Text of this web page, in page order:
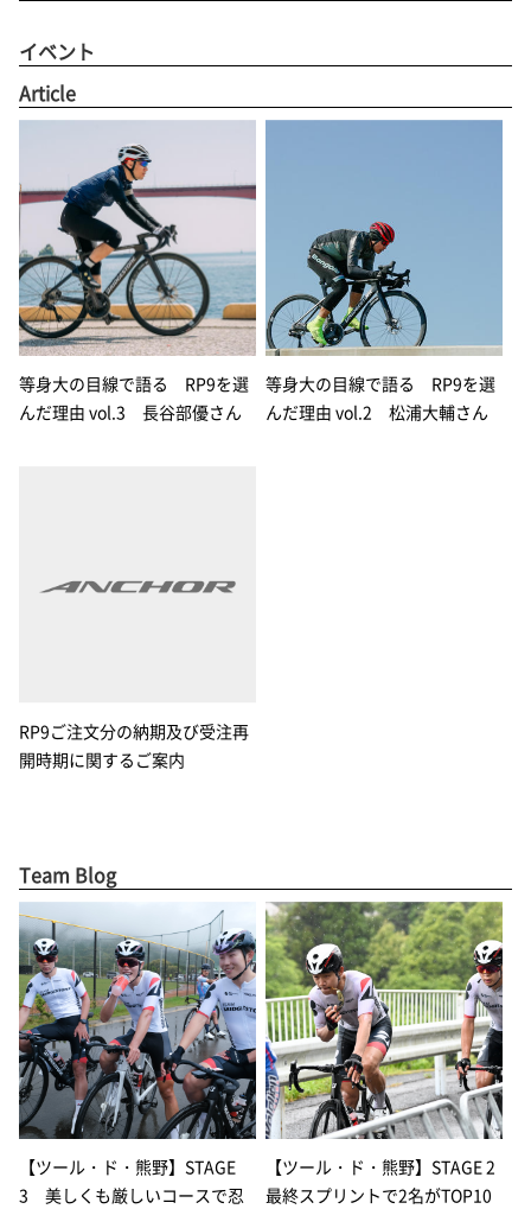
イベント
Article
等身大の目線で語る RP9を選
んだ理由 vol.3 長谷部優さん
等身大の目線で語る RP9を選
んだ理由 vol.2 松浦大輔さん
RP9ご注文分の納期及び受注再
開時期に関するご案内
Team Blog
【ツール・ド・熊野】STAGE
3 美しくも厳しいコースで忍
【ツール・ド・熊野】STAGE 2
最終スプリントで2名がTOP10